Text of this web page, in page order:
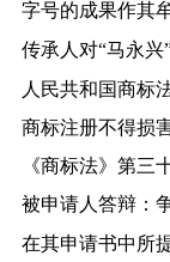
字号的成果作其
传承人对“马永兴
人民共和国商标
商标注册不得损
《商标法》第三
被申请人答辩：
在其申请书中所